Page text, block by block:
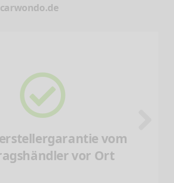
vom
vor Ort